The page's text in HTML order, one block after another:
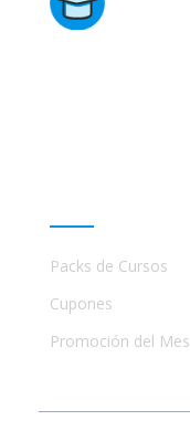
Packs de Cursos
Cupones
Promoción del Mes